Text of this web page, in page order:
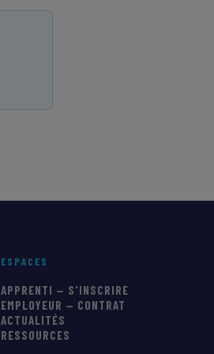
ESPACES
APPRENTI — S'INSCRIRE
EMPLOYEUR — CONTRAT
ACTUALITÉS
RESSOURCES